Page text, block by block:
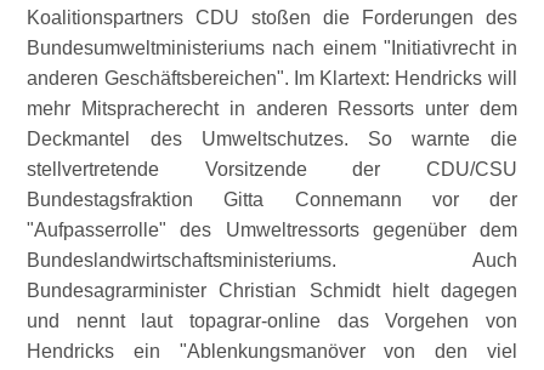
Koalitionspartners CDU stoßen die Forderungen des
Bundesumweltministeriums nach einem
Initiativrecht in
anderen Geschäftsbereichen . Im Klartext: Hendricks will
mehr Mitspracherecht in anderen Ressorts unter dem
Deckmantel des Umweltschutzes. So warnte die
stellvertretende Vorsitzende der CDU/CSU
Bundestagsfraktion Gitta Connemann vor der
Aufpasserrolle
des Umweltressorts gegenüber dem
Bundeslandwirtschaftsministeriums. Auch
Bundesagrarminister Christian Schmidt hielt dagegen
und nennt laut topagrar-online das Vorgehen von
Hendricks ein
Ablenkungsmanöver von den viel